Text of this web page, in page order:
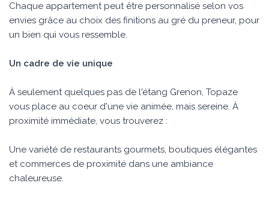
Chaque appartement peut être personnalisé selon vos
envies grâce au choix des finitions au gré du preneur, pour
un bien qui vous ressemble.
Un cadre de vie unique
À seulement quelques pas de l'étang Grenon, Topaze
vous place au coeur d'une vie animée, mais sereine. À
proximité immédiate, vous trouverez :
Une variété de restaurants gourmets, boutiques élégantes
et commerces de proximité dans une ambiance
chaleureuse.